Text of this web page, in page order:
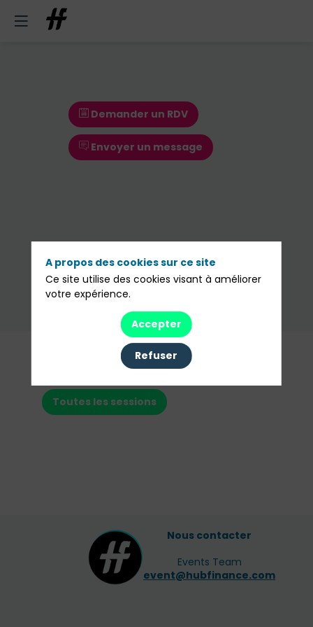
Demander un RDV
Envoyer un message
Demander un RDV
Envoyer un message
Toutes les sessions
Nous contacter
Events Team
event@hubfinance.com
A propos des cookies sur ce site
Ce site utilise des cookies visant à améliorer
votre expérience.
Accepter
Refuser